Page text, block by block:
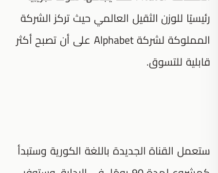
رئيسيًا للوزن الثقيل العالمي حيث تركز الشركة
المملوكة لشركة Alphabet على أن تصبح أكثر
قابلية للتسوق.
ستعمل القناة الجديدة باللغة الكورية وستبدأ